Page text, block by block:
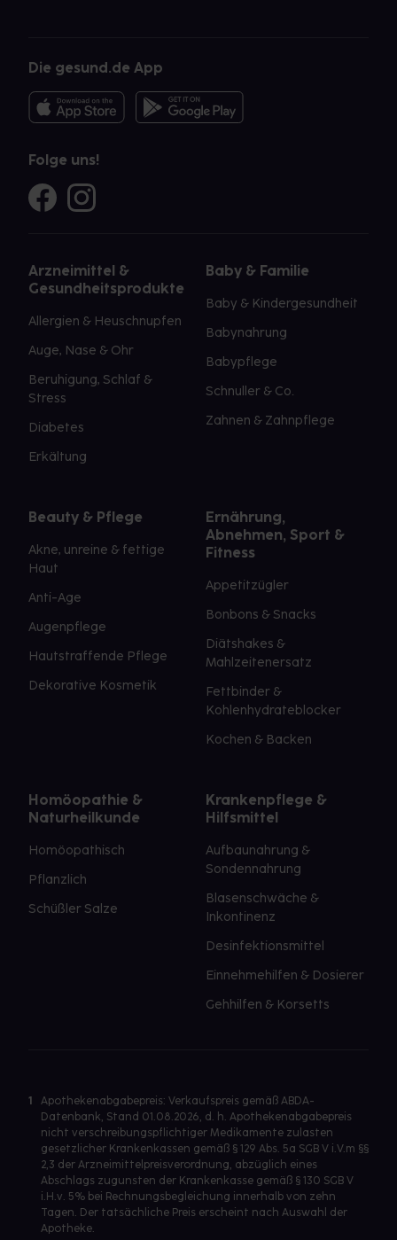
Die gesund.de App
Folge uns!
Arzneimittel &
Gesundheitsprodukte
Allergien & Heuschnupfen
Auge, Nase & Ohr
Beruhigung, Schlaf &
Stress
Diabetes
Erkältung
Baby & Familie
Baby & Kindergesundheit
Babynahrung
Babypflege
Schnuller & Co.
Zahnen & Zahnpflege
Beauty & Pflege
Akne, unreine & fettige
Haut
Anti-Age
Augenpflege
Hautstraffende Pflege
Dekorative Kosmetik
Ernährung,
Abnehmen, Sport &
Fitness
Appetitzügler
Bonbons & Snacks
Diätshakes &
Mahlzeitenersatz
Fettbinder &
Kohlenhydrateblocker
Kochen & Backen
Homöopathie &
Naturheilkunde
Homöopathisch
Pflanzlich
Schüßler Salze
Krankenpflege &
Hilfsmittel
Aufbaunahrung &
Sondennahrung
Blasenschwäche &
Inkontinenz
Desinfektionsmittel
Einnehmehilfen & Dosierer
Gehhilfen & Korsetts
1
Apothekenabgabepreis: Verkaufspreis gemäß ABDA-
Datenbank, Stand 01.08.2026, d. h. Apothekenabgabepreis
nicht verschreibungspflichtiger Medikamente zulasten
gesetzlicher Krankenkassen gemäß § 129 Abs. 5a SGB V i.V.m §§
2,3 der Arzneimittelpreisverordnung, abzüglich eines
Abschlags zugunsten der Krankenkasse gemäß § 130 SGB V
i.H.v. 5% bei Rechnungsbegleichung innerhalb von zehn
Tagen. Der tatsächliche Preis erscheint nach Auswahl der
Apotheke.